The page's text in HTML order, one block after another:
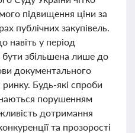
підвищення ціни за
публічних закупівель.
навіть у період
збільшена лише до
документального
Будь-які спроби
порушенням
дотримання
та прозорості